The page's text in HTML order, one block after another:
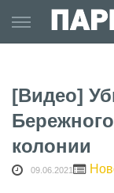
to
content
[Видео]
колонии
09.06.2021